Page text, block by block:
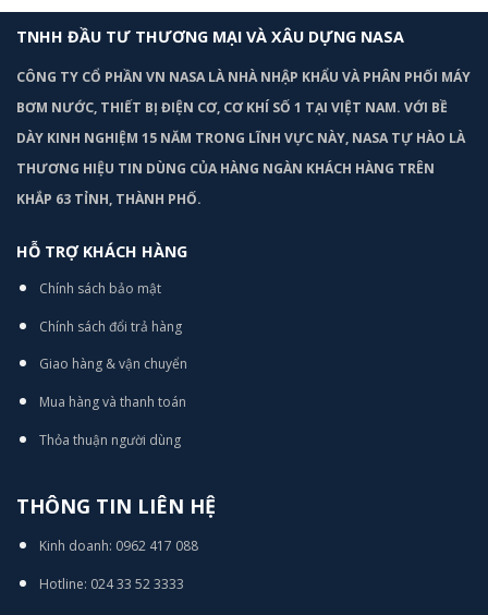
TNHH ĐẦU TƯ THƯƠNG MẠI VÀ XÂU DỰNG NASA
CÔNG TY CỔ PHẦN VN NASA LÀ NHÀ NHẬP KHẨU VÀ PHÂN PHỐI MÁY
BƠM NƯỚC, THIẾT BỊ ĐIỆN CƠ, CƠ KHÍ SỐ 1 TẠI VIỆT NAM. VỚI BỀ
DÀY KINH NGHIỆM 15 NĂM TRONG LĨNH VỰC NÀY, NASA TỰ HÀO LÀ
THƯƠNG HIỆU TIN DÙNG CỦA HÀNG NGÀN KHÁCH HÀNG TRÊN
KHẮP 63 TỈNH, THÀNH PHỐ.
HỖ TRỢ KHÁCH HÀNG
Chính sách bảo mật
Chính sách đổi trả hàng
Giao hàng & vận chuyển
Mua hàng và thanh toán
Thỏa thuận người dùng
THÔNG TIN LIÊN HỆ
Kinh doanh: 0962 417 088
Hotline: 024 33 52 3333